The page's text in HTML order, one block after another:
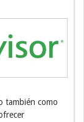
también como